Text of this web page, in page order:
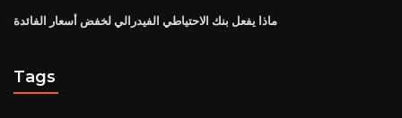
ماذا يفعل بنك الاحتياطي الفيدرالي لخفض أسعار الفائدة
Tags